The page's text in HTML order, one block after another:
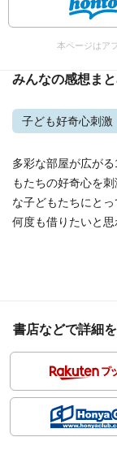
本ページはア
みんなの感想ま
子ども好奇心刺激
多彩な部屋が広が
もたちの好奇心を
な子どもたちにと
何度も借りたいと思
書店などで詳細